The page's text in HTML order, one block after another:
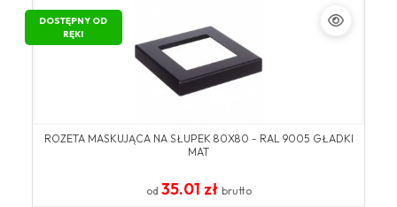
DOSTĘPNY OD
RĘKI
ROZETA MASKUJĄCA NA SŁUPEK 80X80 - RAL 9005 GŁADKI
MAT
od 35.01 zł brutto